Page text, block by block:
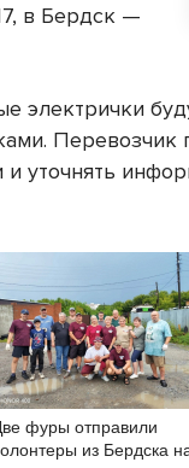
в Бердск —
электрички
Перевозчик
и уточнять
фуры отправили
из Бердска